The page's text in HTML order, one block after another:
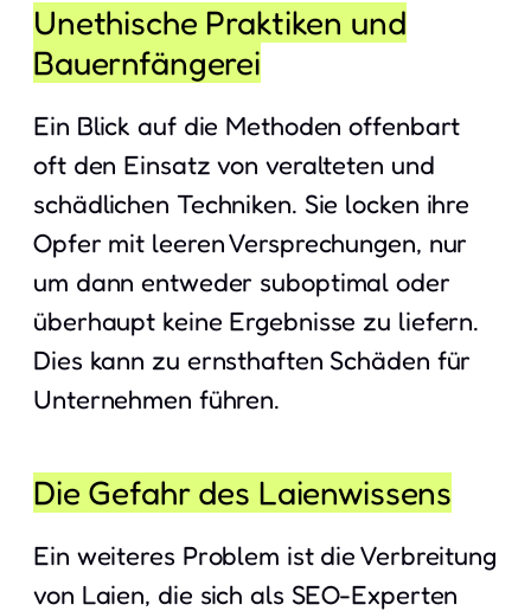
Unethische Praktiken und
Bauernfängerei
Ein Blick auf die Methoden offenbart
oft den Einsatz von veralteten und
schädlichen Techniken. Sie locken ihre
Opfer mit leeren Versprechungen, nur
um dann entweder suboptimal oder
überhaupt keine Ergebnisse zu liefern.
Dies kann zu ernsthaften Schäden für
Unternehmen führen.
Die Gefahr des Laienwissens
Ein weiteres Problem ist die Verbreitung
von Laien, die sich als SEO-Experten